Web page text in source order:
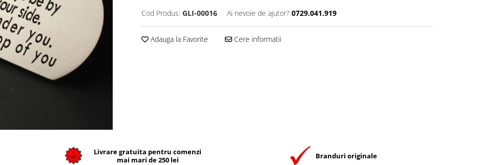
Cod Produs: GLI-00016 Ai nevoie de ajutor? 0729.041.919
Adauga la Favorite Cere informatii
Livrare gratuita pentru comenzi
mai mari de 250 lei
Branduri originale